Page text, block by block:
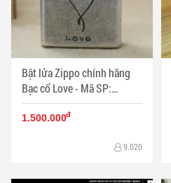
Bật lửa Zippo chính hãng
Bạc cổ Love - Mã SP:
BL09013
1.500.000đ
9.020